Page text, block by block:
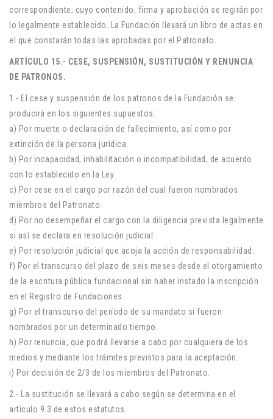
correspondiente, cuyo contenido, firma y aprobación se regirán por
lo legalmente establecido. La Fundación llevará un libro de actas en
el que constarán todas las aprobadas por el Patronato.
ARTÍCULO 15.- CESE, SUSPENSIÓN, SUSTITUCIÓN Y RENUNCIA
DE PATRONOS.
1.- El cese y suspensión de los patronos de la Fundación se
producirá en los siguientes supuestos:
a) Por muerte o declaración de fallecimiento, así como por
extinción de la persona jurídica.
b) Por incapacidad, inhabilitación o incompatibilidad, de acuerdo
con lo establecido en la Ley.
c) Por cese en el cargo por razón del cual fueron nombrados
miembros del Patronato.
d) Por no desempeñar el cargo con la diligencia prevista legalmente
si así se declara en resolución judicial.
e) Por resolución judicial que acoja la acción de responsabilidad.
f) Por el transcurso del plazo de seis meses desde el otorgamiento
de la escritura pública fundacional sin haber instado la inscripción
en el Registro de Fundaciones.
g) Por el transcurso del período de su mandato si fueron
nombrados por un determinado tiempo.
h) Por renuncia, que podrá llevarse a cabo por cualquiera de los
medios y mediante los trámites previstos para la aceptación.
i) Por decisión de 2/3 de los miembros del Patronato.
2.- La sustitución se llevará a cabo según se determina en el
artículo 9.3 de estos estatutos.